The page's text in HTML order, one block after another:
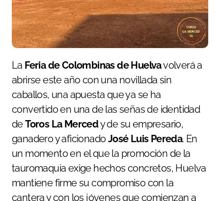
La Feria de Colombinas de Huelvavolverá a
abrirse este año con una novillada sin
caballos, una apuesta que ya se ha
convertido en una de las señas de identidad
deToros La Mercedy de su empresario,
ganadero y aficionadoJosé Luis Pereda. En
un momento en el que la promoción de la
tauromaquia exige hechos concretos, Huelva
mantiene firme su compromiso con la
cantera y con los jóvenes que comienzan a